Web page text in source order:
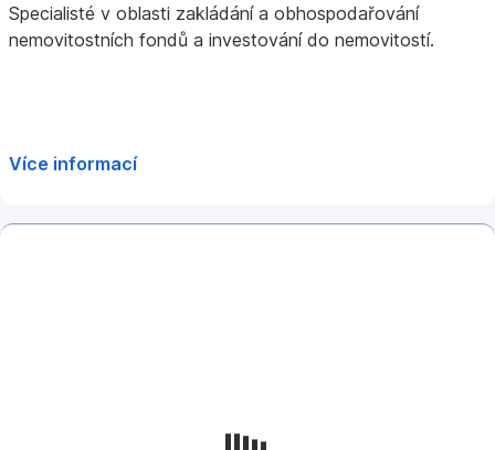
Specialisté v oblasti zakládání a obhospodařování
nemovitostních fondů a investování do nemovitostí.
Více informací